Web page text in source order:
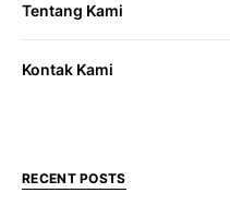
Tentang Kami
Kontak Kami
RECENT POSTS